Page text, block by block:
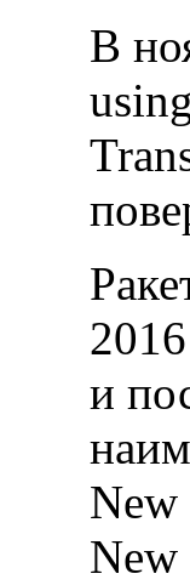
В
и
New